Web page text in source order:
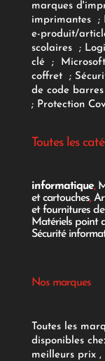
marques
imprimantes
;
e-produit/
scolaires;
clé
;
coffret ;
de code barres
; Protection
Toutes les
informatique,
et cartouches,
et fournitures
Matériels point
Sécurité
Nos marques
Toutes les
disponibles
meilleurs prix ,